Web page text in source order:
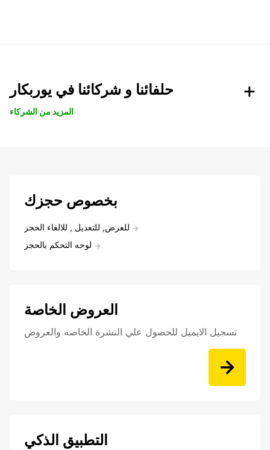
حلفائنا و شركائنا في يوربكار
المزيد من الشركاء
بخصوص حجزك
للعرض, للتعديل , للالغاء الحجز
لوحه التحكم بالحجز
العروض الخاصة
تسجيل الايميل للحصول علي النشرة الخاصه والعروض
التطبيق الذكي